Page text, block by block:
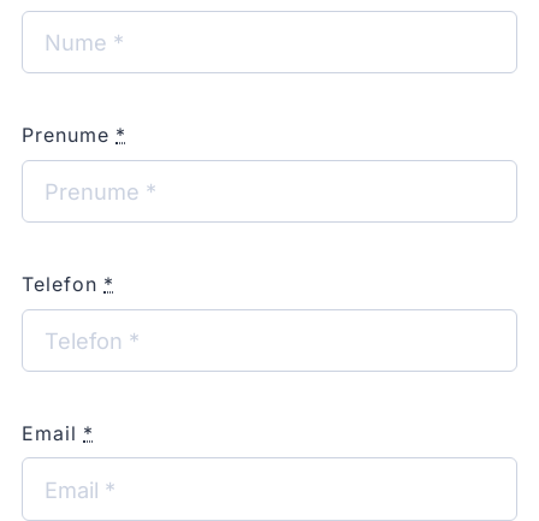
Prenume *
Telefon *
Email *